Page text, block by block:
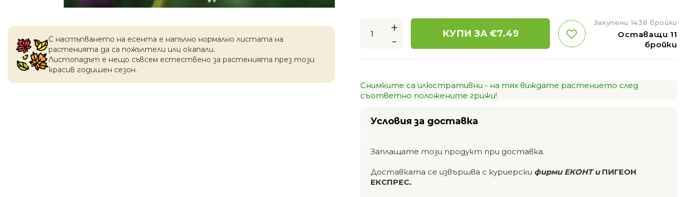
С настъпването на есентa е напълно нормално листата на
растенията да са пожълтели или окапaли.
Листопадът е нещо съвсем естествено за растенията през този
красив годишен сезон.
+
-
КУПИ ЗА €7.49
Закупени 1438 бройки
Оставащи 11
бройки
Снимките са илюстративни - на тях виждате растението след
съответно положените грижи!
Условия за доставка
Заплащате този продукт при доставка.
Доставката се извършва с куриерски фирми ЕКОНТ и ПИГЕОН
ЕКСПРЕС.